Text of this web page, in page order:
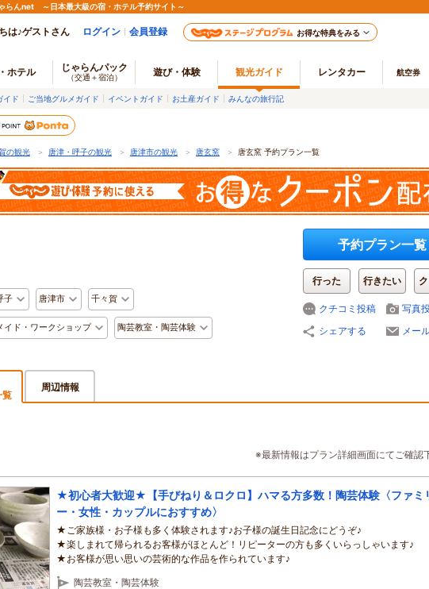
らんnet ～日本最大級の宿・ホテル予約サイト～
は♪ゲストさん ログイン 会員登録 お得な特典をみる
ホテル じゃらんパック
（交通＋宿泊） 遊び・体験 観光ガイド レンタカー 航空券
イド ご当地グルメガイド イベントガイド お土産ガイド みんなの旅行記
の観光 ＞ 唐津・呼子の観光 ＞ 唐津市の観光 ＞ 唐玄窯 ＞ 唐玄窯 予約プラン一覧
子 唐津市 千々賀
イド・ワークショップ 陶芸教室・陶芸体験
予約プラン一覧
行った 行きたい
クチコミ投稿
写真
シェアする
メー
覧
周辺情報
※最新情報はプラン詳細画面にてご確認
★初心者大歓迎★【手びねり＆ロクロ】ハマる方多数！陶芸体験〈ファミ
ー・女性・カップルにおすすめ〉
★ご家族様・お子様も多く体験されます♪お子様の誕生日記念にどうぞ♪
★楽しまれて帰られるお客様がほとんど！リピーターの方も多くいらっしゃいます♪
★お客様が思い思いの芸術的な作品を作られています♪
陶芸教室・陶芸体験